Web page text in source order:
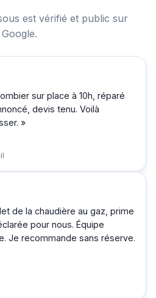
est vérifié et public sur
Google.
sur place à 10h, réparé
devis tenu. Voilà
»
de la chaudière au gaz, prime
pour nous. Équipe
Je recommande sans réserve.